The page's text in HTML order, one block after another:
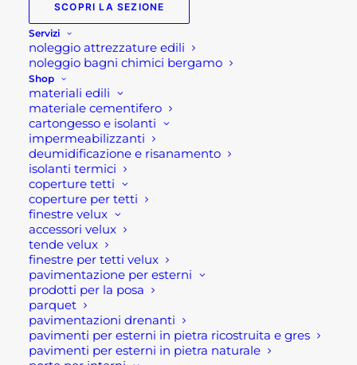
SCOPRI LA SEZIONE
Servizi
noleggio attrezzature edili
noleggio bagni chimici bergamo
Shop
materiali edili
materiale cementifero
cartongesso e isolanti
impermeabilizzanti
deumidificazione e risanamento
isolanti termici
coperture tetti
coperture per tetti
finestre velux
accessori velux
tende velux
finestre per tetti velux
pavimentazione per esterni
prodotti per la posa
parquet
pavimentazioni drenanti
pavimenti per esterni in pietra ricostruita e gres
pavimenti per esterni in pietra naturale
222,00€
Igrometro Dampmaster
Compact Plus
DampMaster Compact Plus è ideale per il rapido
rilevamento dell’umidità. Il dispositivo di
misurazione fornisce informazioni sul grado di
umidità e di essiccazione del materiale. Grazie alle
misurazioni specifiche del materiale, è possibile
ottenere un elevato grado di precisione di
misurazione. Tutte le informazioni rilevanti
vengono visualizzate contemporaneamente sul
display trasparente. I dati di misurazione possono
essere facilmente trasferiti tramite interfaccia
Digital Connection.